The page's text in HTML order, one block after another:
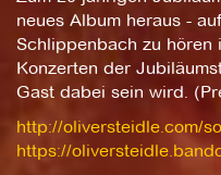
neues Album heraus -
Schlippenbach zu hören
Konzerten der
Gast dabei sein wird.
http://oliversteidle.com/
https://